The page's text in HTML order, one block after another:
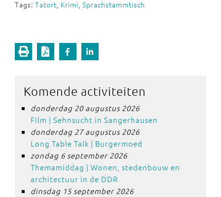
Tags: Tatort, Krimi, Sprachstammtisch
Komende activiteiten
donderdag 20 augustus 2026
Film | Sehnsucht in Sangerhausen
donderdag 27 augustus 2026
Long Table Talk | Burgermoed
zondag 6 september 2026
Themamiddag | Wonen, stedenbouw en
architectuur in de DDR
dinsdag 15 september 2026